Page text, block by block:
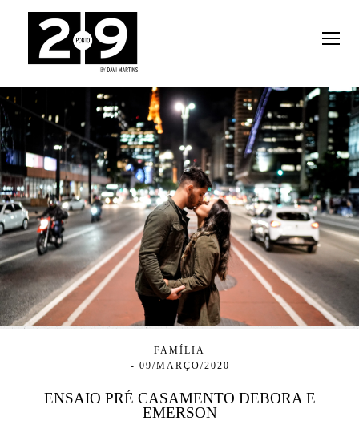
FAMÍLIA
09/MARÇO/2020
ENSAIO PRÉ CASAMENTO DEBORA E
EMERSON